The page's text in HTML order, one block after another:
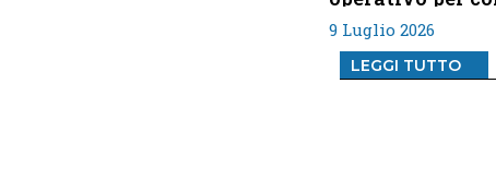
professione
9 Luglio 2026
LEGGI TUTTO